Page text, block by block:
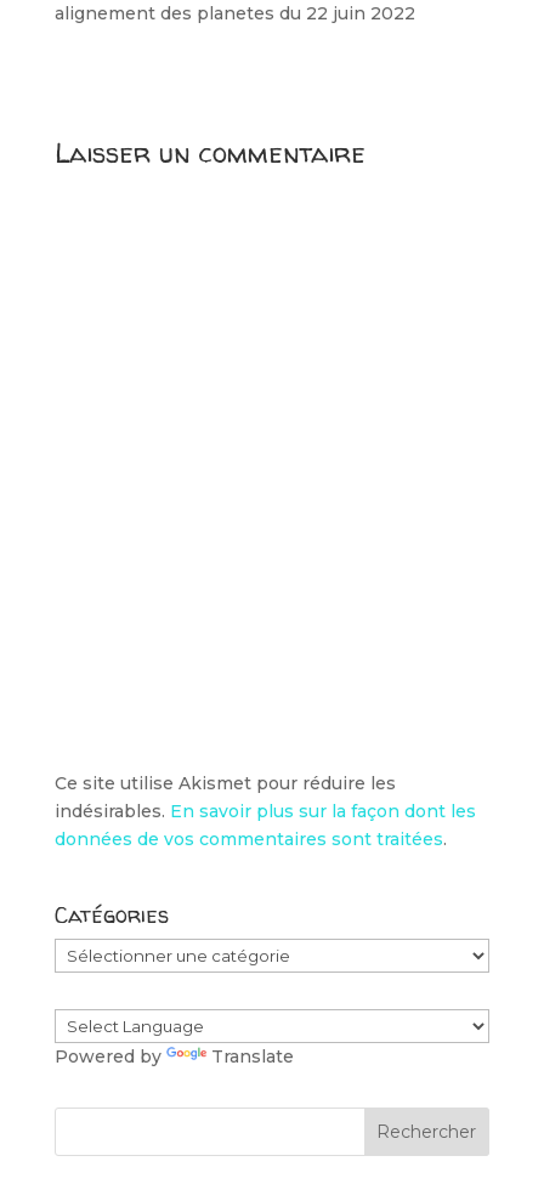
alignement des planetes du 22 juin 2022
Laisser un commentaire
Ce site utilise Akismet pour réduire les
indésirables. En savoir plus sur la façon dont les
données de vos commentaires sont traitées.
Catégories
Catégories
Powered by Translate